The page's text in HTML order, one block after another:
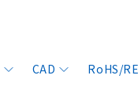
CAD RoHS/